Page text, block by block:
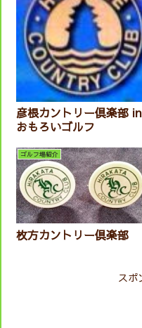
彦根カントリー倶楽部 in
おもろいゴルフ
ゴルフ場紹介
枚方カントリー倶楽部
スポ